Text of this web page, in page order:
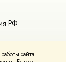
сайта
РФ